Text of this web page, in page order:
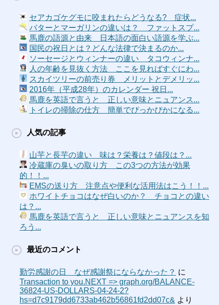
セアカゴケグモに咬まれたらどうなる? 症状...
バターとマーガリンの違いは？ ファットスプ...
馬鹿の語源と由来 日本語の面白い語源を学ぶ...
国民の祝日とは？どんな法律で決まるのか...
ソーセージとウィンナーの違い タコウィンナ...
人の年齢を見抜く方法 ここを見ればすぐにわ...
スカイツリーの前売り券 メリットとデメリッ...
2016年（平成28年）のカレンダー 祝日...
馬鹿を英語で言うと 正しい意味とニュアンス...
トイレの掃除の仕方 簡単でぴっかぴかになる...
人気の記事
山芋と長芋の違い 味は？栄養は？値段は？...
冷蔵庫の臭いの取り方 この3つの方法が効果
的！！...
EMSの送り方 注意点や便利な活用法はこう！！...
ホワイトチョコはなぜ白いのか？ チョコとの違い
は？...
馬鹿を英語で言うと 正しい意味とニュアンスを知
ろう...
最近のコメント
勤労感謝の日 なぜ感謝祭にならなかった？ に
Transaction to you.NEXT => graph.org/BALANCE-
36824-US-DOLLARS-04-24-2?
hs=d7c9179dd6733ab462b56861fd2dd07c& より